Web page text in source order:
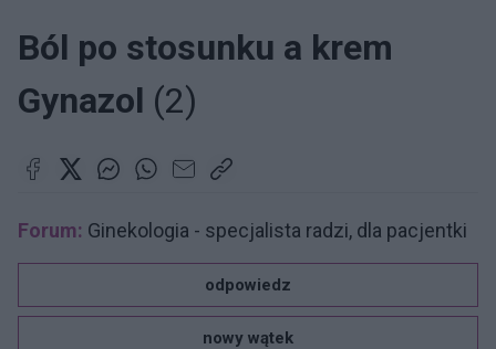
Ból po stosunku a krem
Gynazol (2)
Forum: Ginekologia - specjalista radzi, dla pacjentki
odpowiedz
nowy wątek